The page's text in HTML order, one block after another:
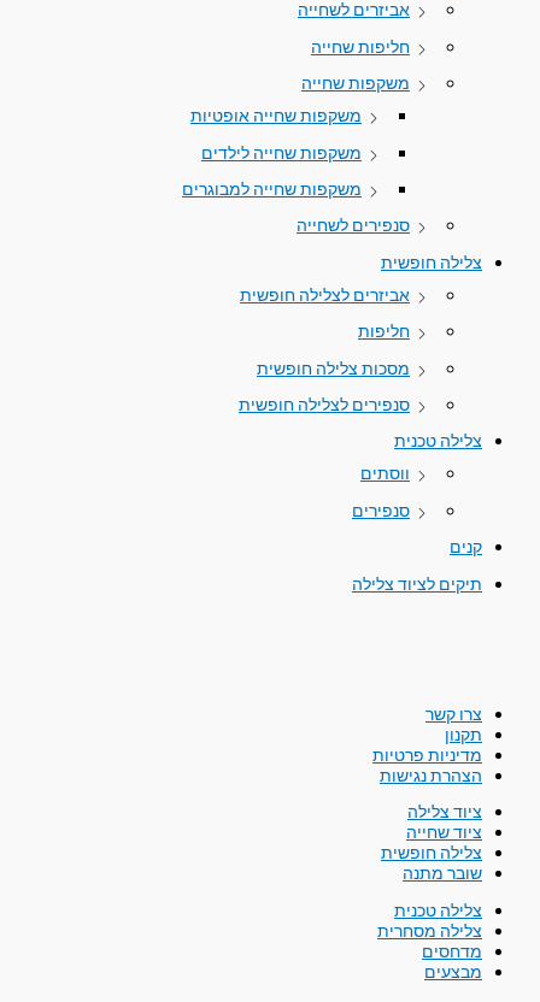
אביזרים לשחייה
חליפות שחייה
משקפות שחייה
משקפות שחייה אופטיות
משקפות שחייה לילדים
משקפות שחייה למבוגרים
סנפירים לשחייה
צלילה חופשית
אביזרים לצלילה חופשית
חליפות
מסכות צלילה חופשית
סנפירים לצלילה חופשית
צלילה טכנית
ווסתים
סנפירים
קנים
תיקים לציוד צלילה
צרו קשר
תקנון
מדיניות פרטיות
הצהרת נגישות
ציוד צלילה
ציוד שחייה
צלילה חופשית
שובר מתנה
צלילה טכנית
צלילה מסחרית
מדחסים
מבצעים